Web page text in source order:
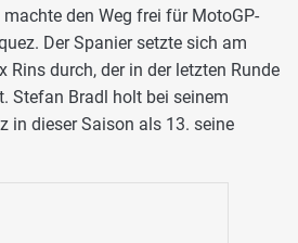
den Weg frei für MotoGP-
Der Spanier setzte sich am
Rins durch, der in der letzten Runde
Stefan Bradl holt bei seinem
in dieser Saison als 13. seine